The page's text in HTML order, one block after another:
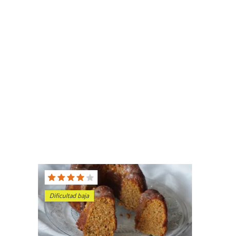
Dificultad baja